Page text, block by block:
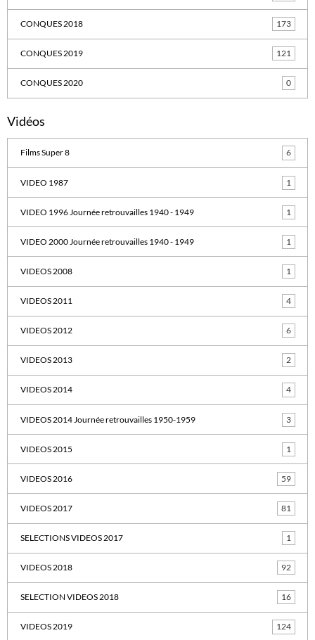
CONQUES 2018 173
CONQUES 2019 121
CONQUES 2020 0
Vidéos
Films Super 8 6
VIDEO 1987 1
VIDEO 1996 Journée retrouvailles 1940 - 1949 1
VIDEO 2000 Journée retrouvailles 1940 - 1949 1
VIDEOS 2008 1
VIDEOS 2011 4
VIDEOS 2012 6
VIDEOS 2013 2
VIDEOS 2014 4
VIDEOS 2014 Journée retrouvailles 1950-1959 3
VIDEOS 2015 1
VIDEOS 2016 59
VIDEOS 2017 81
SELECTIONS VIDEOS 2017 1
VIDEOS 2018 92
SELECTION VIDEOS 2018 16
VIDEOS 2019 124